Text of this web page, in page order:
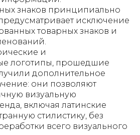
знаков принципиально
исключение
товарных знаков и
и
логотипы, прошедшие
дополнительное
они позволяют
визуальную
включая латинские
стилистику, без
всего визуального